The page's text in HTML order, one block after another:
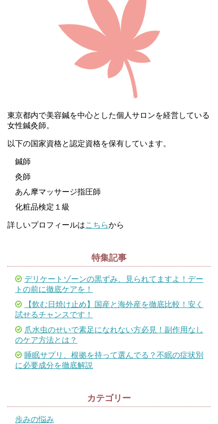
東京都内で美容鍼を中心とした個人サロンを経営している
女性鍼灸師。
以下の国家資格と認定資格を保有しています。
鍼師
灸師
あん摩マッサージ指圧師
化粧品検定１級
詳しいプロフィールはこちらから
特集記事
デリケートゾーンの黒ずみ、見られてますよ！デー
トの前に徹底ケアを！
【飲む日焼け止め】国産と海外産を徹底比較！安く
試せるチャンスです！
爪水虫のせいで素足になれない方必見！副作用なし
のケア方法とは？
睡眠サプリ、根拠を持って選んでる？不眠の症状別
に必要成分を徹底解説
カテゴリー
歩みの悩み